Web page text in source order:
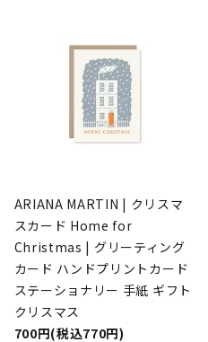
ARIANA MARTIN | クリスマ
スカード Home for
Christmas | グリーティング
カード ハンドプリントカード
ステーショナリー 手紙 ギフト
クリスマス
700円(税込770円)